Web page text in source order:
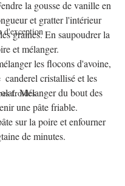
d'exception
froides
la gousse de vanille en
et gratter l'intérieur
graines. En saupoudrer la
et mélanger.
les flocons d'avoine,
canderel cristallisé et les
Mélanger du bout des
une pâte friable.
sur la poire et enfourner
de minutes.